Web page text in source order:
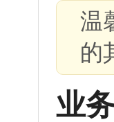
温
的
业